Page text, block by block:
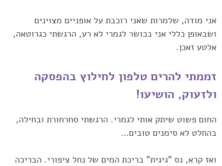
אני מודה, שלמרות שאני רוכבת על אופניים מצוינים
ושבאופן כללי אני ‏בכושר לגמרי לא רע, הרגשתי כגרוטאה,
אלטע זאכן.‏
זממתי להרים טלפון לחילוץ בהפסקה
ולזעוק, הושיעו!
החום פשוט שיתק ‏אותי לגמרי. הרגשתי סחרחורת ובחילה,
בהחלט לא סימנים טובים…‏
ואז קרא, נס "גיגית" בריכת המים של נחל ציפורי. הבריכה